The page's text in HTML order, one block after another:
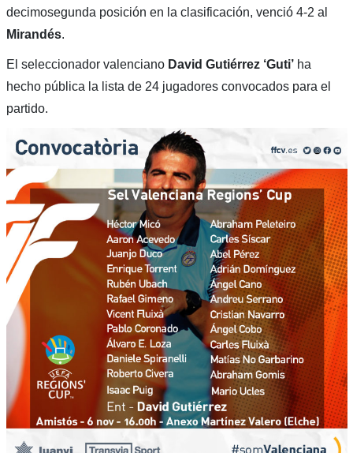
decimosegunda posición en la clasificación, venció 4-2 al
Mirandés.
El seleccionador valenciano David Gutiérrez ‘Guti’ha
hecho pública la lista de 24 jugadores convocados para el
partido.